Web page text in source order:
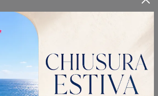
A NAVIGARE
A Cernusco Sul Naviglio
A Desio